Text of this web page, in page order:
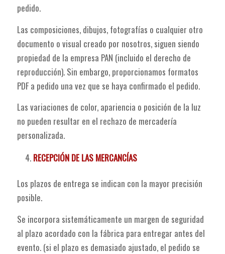
pedido.
Las composiciones, dibujos, fotografías o cualquier otro
documento o visual creado por nosotros, siguen siendo
propiedad de la empresa PAN (incluido el derecho de
reproducción). Sin embargo, proporcionamos formatos
PDF a pedido una vez que se haya confirmado el pedido.
Las variaciones de color, apariencia o posición de la luz
no pueden resultar en el rechazo de mercadería
personalizada.
RECEPCIÓN DE LAS MERCANCÍAS
Los plazos de entrega se indican con la mayor precisión
posible.
Se incorpora sistemáticamente un margen de seguridad
al plazo acordado con la fábrica para entregar antes del
evento. (si el plazo es demasiado ajustado, el pedido se